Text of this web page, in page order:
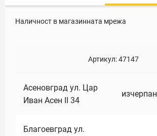
Наличност в магазинната мрежа
Артикул:47147
Асеновград ул. Цар
Иван Асен II 34
изчерпан
Благоевград ул.